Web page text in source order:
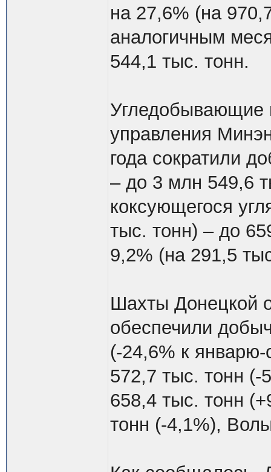
на 27,6% (на
аналогичным
544,1 тыс. тонн.
Угледобывающие
управления
года сократили
– до 3 млн 549,6
коксующегося
тыс. тонн) – до
9,2% (на 291,5
Шахты Донецкой
обеспечили
(-24,6% к
572,7 тыс. тонн (-
658,4 тыс. тонн
тонн (-4,1%),